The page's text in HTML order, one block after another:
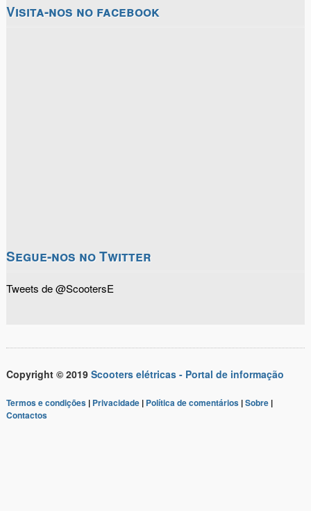
Visita-nos no facebook
Segue-nos no Twitter
Tweets de @ScootersE
Copyright © 2019 Scooters elétricas - Portal de informação
Termos e condições| Privacidade| Política de comentários|Sobre|
Contactos